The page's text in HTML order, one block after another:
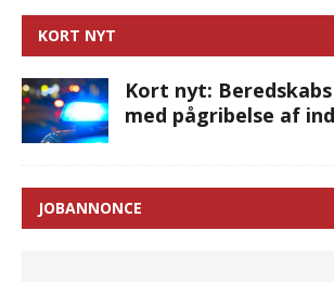
KORT NYT
Kort nyt:
med pågribelse af
JOBANNONCE